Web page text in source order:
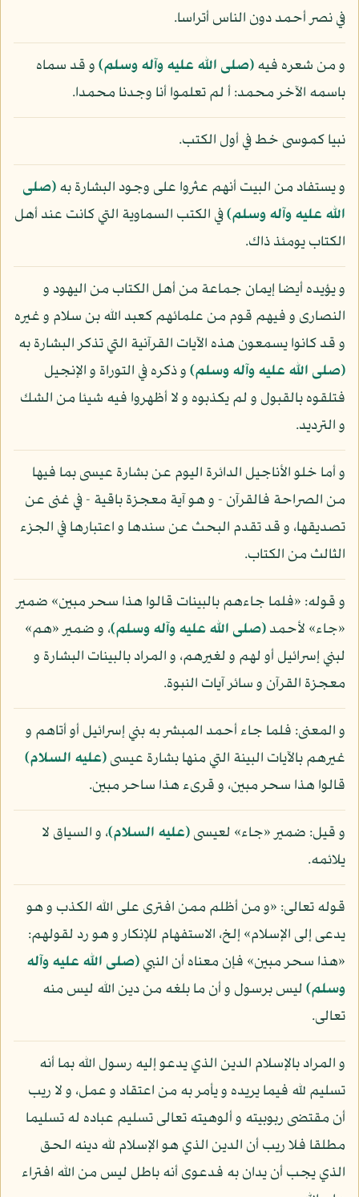
في نصر أحمد دون الناس أتراسا.
و من شعره فيه(صلى الله عليه وآله وسلم)و قد سماه
باسمه الآخر محمد: أ لم تعلموا أنا وجدنا محمدا.
نبيا كموسى خط في أول الكتب.
و يستفاد من البيت أنهم عثروا على وجود البشارة به(صلى
الله عليه وآله وسلم)في الكتب السماوية التي كانت عند أهل
الكتاب يومئذ ذاك.
و يؤيده أيضا إيمان جماعة من أهل الكتاب من اليهود و
النصارى و فيهم قوم من علمائهم كعبد الله بن سلام و غيره
و قد كانوا يسمعون هذه الآيات القرآنية التي تذكر البشارة به
(صلى الله عليه وآله وسلم)و ذكره في التوراة و الإنجيل
فتلقوه بالقبول و لم يكذبوه و لا أظهروا فيه شيئا من الشك
و الترديد.
و أما خلو الأناجيل الدائرة اليوم عن بشارة عيسى بما فيها
من الصراحة فالقرآن - و هو آية معجزة باقية - في غنى عن
تصديقها، و قد تقدم البحث عن سندها و اعتبارها في الجزء
الثالث من الكتاب.
و قوله: «فلما جاءهم بالبينات قالوا هذا سحر مبين» ضمير
«جاء» لأحمد(صلى الله عليه وآله وسلم)، و ضمير «هم»
لبني إسرائيل أو لهم و لغيرهم، و المراد بالبينات البشارة و
معجزة القرآن و سائر آيات النبوة.
و المعنى: فلما جاء أحمد المبشر به بني إسرائيل أو أتاهم و
غيرهم بالآيات البينة التي منها بشارة عيسى(عليه السلام)
قالوا هذا سحر مبين، و قرىء هذا ساحر مبين.
و قيل: ضمير «جاء» لعيسى(عليه السلام)، و السياق لا
يلائمه.
قوله تعالى: «و من أظلم ممن افترى على الله الكذب و هو
يدعى إلى الإسلام» إلخ، الاستفهام للإنكار و هو رد لقولهم:
«هذا سحر مبين» فإن معناه أن النبي(صلى الله عليه وآله
وسلم)ليس برسول و أن ما بلغه من دين الله ليس منه
تعالى.
و المراد بالإسلام الدين الذي يدعو إليه رسول الله بما أنه
تسليم لله فيما يريده و يأمر به من اعتقاد و عمل، و لا ريب
أن مقتضى ربوبيته و ألوهيته تعالى تسليم عباده له تسليما
مطلقا فلا ريب أن الدين الذي هو الإسلام لله دينه الحق
الذي يجب أن يدان به فدعوى أنه باطل ليس من الله افتراء